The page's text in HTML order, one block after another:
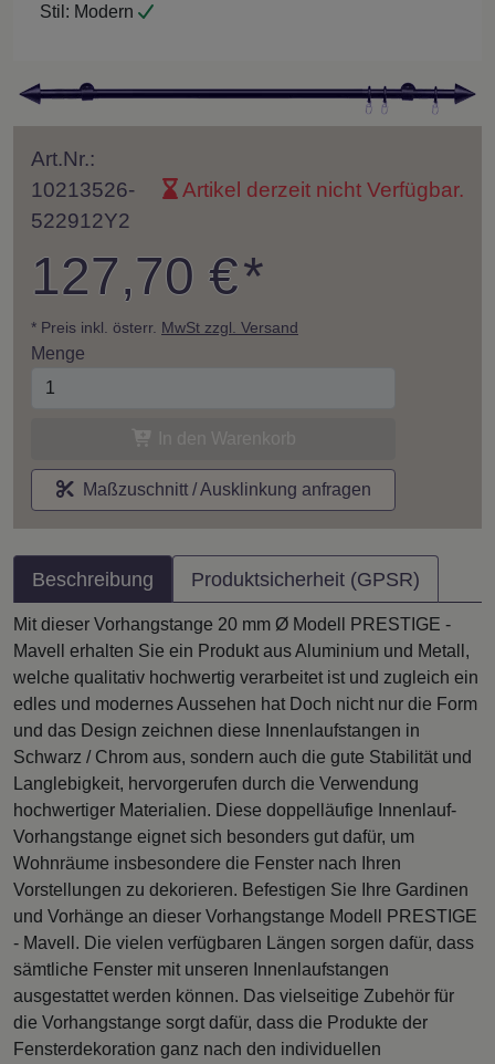
Stil: Modern
Art.Nr.:
10213526-
522912Y2
Artikel derzeit nicht Verfügbar.
127,70 €*
* Preis inkl. österr. MwSt zzgl. Versand
Menge
Maßzuschnitt / Ausklinkung anfragen
Beschreibung Produktsicherheit (GPSR)
Mit dieser Vorhangstange 20 mm Ø Modell PRESTIGE -
Mavell erhalten Sie ein Produkt aus Aluminium und Metall,
welche qualitativ hochwertig verarbeitet ist und zugleich ein
edles und modernes Aussehen hat Doch nicht nur die Form
und das Design zeichnen diese Innenlaufstangen in
Schwarz / Chrom aus, sondern auch die gute Stabilität und
Langlebigkeit, hervorgerufen durch die Verwendung
hochwertiger Materialien. Diese doppelläufige Innenlauf-
Vorhangstange eignet sich besonders gut dafür, um
Wohnräume insbesondere die Fenster nach Ihren
Vorstellungen zu dekorieren. Befestigen Sie Ihre Gardinen
und Vorhänge an dieser Vorhangstange Modell PRESTIGE
- Mavell. Die vielen verfügbaren Längen sorgen dafür, dass
sämtliche Fenster mit unseren Innenlaufstangen
ausgestattet werden können. Das vielseitige Zubehör für
die Vorhangstange sorgt dafür, dass die Produkte der
Fensterdekoration ganz nach den individuellen